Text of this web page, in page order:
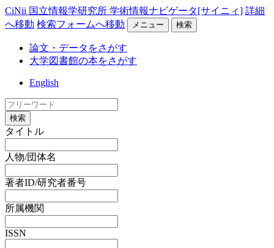
CiNii 国立情報学研究所 学術情報ナビゲータ[サイニィ] 詳細
へ移動 検索フォームへ移動 メニュー 検索
論文・データをさがす
大学図書館の本をさがす
English
検索
タイトル
人物/団体名
著者ID/研究者番号
所属機関
ISSN